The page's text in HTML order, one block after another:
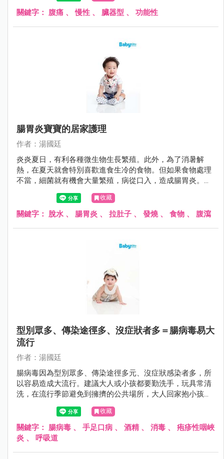
題，但許多父母又怕因為疏忽大意而延誤病情，搞得一個頭
關鍵字： 腹痛 、慢性 、 臟器型 、 功能性
腸胃炎寶寶的居家護理
作者：湯國廷
炎炎夏日，有利各種微生物生長繁殖。此外，為了消暑解
熱，在夏天就會特別喜歡進食生冷的食物。但如果食物處理
不當，細菌就有機會大量繁殖，病從口入，造成腸胃炎。腸
胃炎的症狀不外乎嘔吐與腹瀉，其症狀可輕可重，就醫之
前，如何避免進一步惡化，其實有些撇步。
收藏
關鍵字： 脫水 、 腸胃炎 、 拉肚子 、 發燒、 食物 、 腹瀉
型別眾多、傳染途徑多、沒症狀者多＝腸病毒易大
流行
作者：湯國廷
腸病毒因為型別眾多、傳染途徑多元、沒症狀感染者多，所
以容易造成大流行。建議大人或小孩都要勤洗手，玩具常清
洗，在流行季節避免到擁擠的公共場所，大人回家抱小孩之
前要更衣和洗手，對於家中第二位感染腸病毒患者，因其所
接受的病毒量往往較高，嚴重度可能提高，更要小心有無重
症前兆。
收藏
關鍵字： 腸病毒 、 手足口病 、 酒精 、 消毒 、 疱疹性咽峽
炎 、 呼吸道